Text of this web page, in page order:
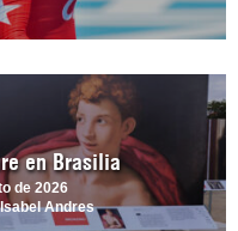
en Brasilia
de 2026
Andres